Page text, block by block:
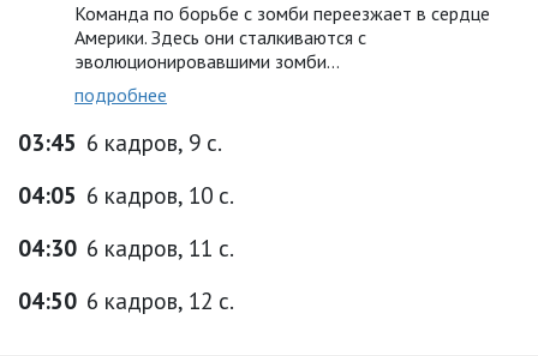
Команда по борьбе с зомби переезжает в сердце
Америки. Здесь они сталкиваются с
эволюционировавшими зомби…
подробнее
03:45 6 кадров, 9 с.
04:05 6 кадров, 10 с.
04:30 6 кадров, 11 с.
04:50 6 кадров, 12 с.